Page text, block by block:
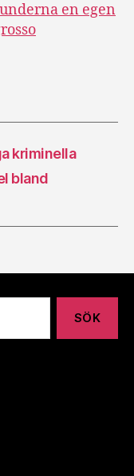
en egen
kriminella
bland